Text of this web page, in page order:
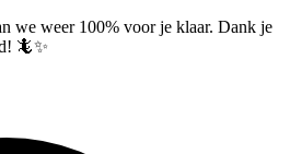
we weer 100% voor je klaar. Dank je
🦎✨